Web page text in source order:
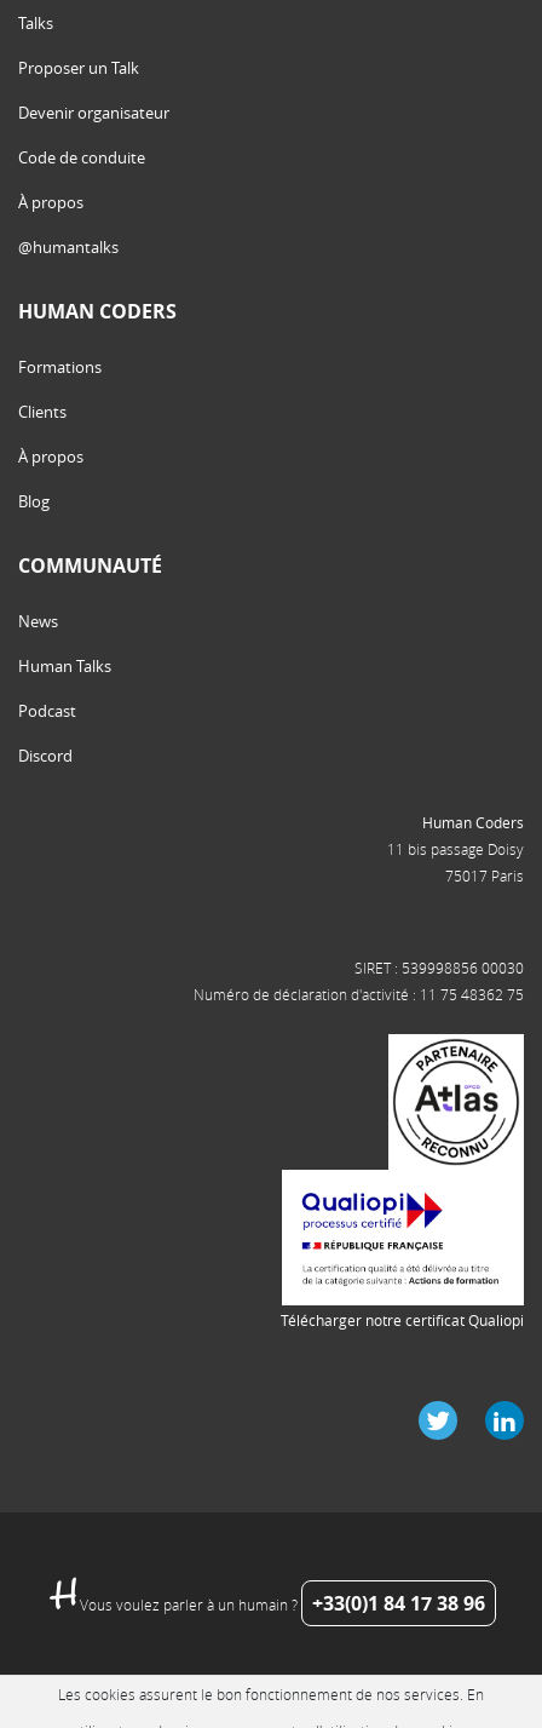
Talks
Proposer un Talk
Devenir organisateur
Code de conduite
À propos
@humantalks
HUMAN CODERS
Formations
Clients
À propos
Blog
COMMUNAUTÉ
News
Human Talks
Podcast
Discord
Human Coders
11 bis passage Doisy
75017 Paris
SIRET : 539998856 00030
Numéro de déclaration d'activité : 11 75 48362 75
Télécharger notre certificat Qualiopi
Vous voulez parler à un humain ? +33(0)1 84 17 38 96
Les cookies assurent le bon fonctionnement de nos services. En